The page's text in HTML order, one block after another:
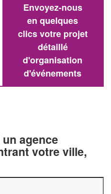
Envoyez-nous
en quelques
clics votre projet
détaillé
d'organisation
d'événements
agence
votre ville,